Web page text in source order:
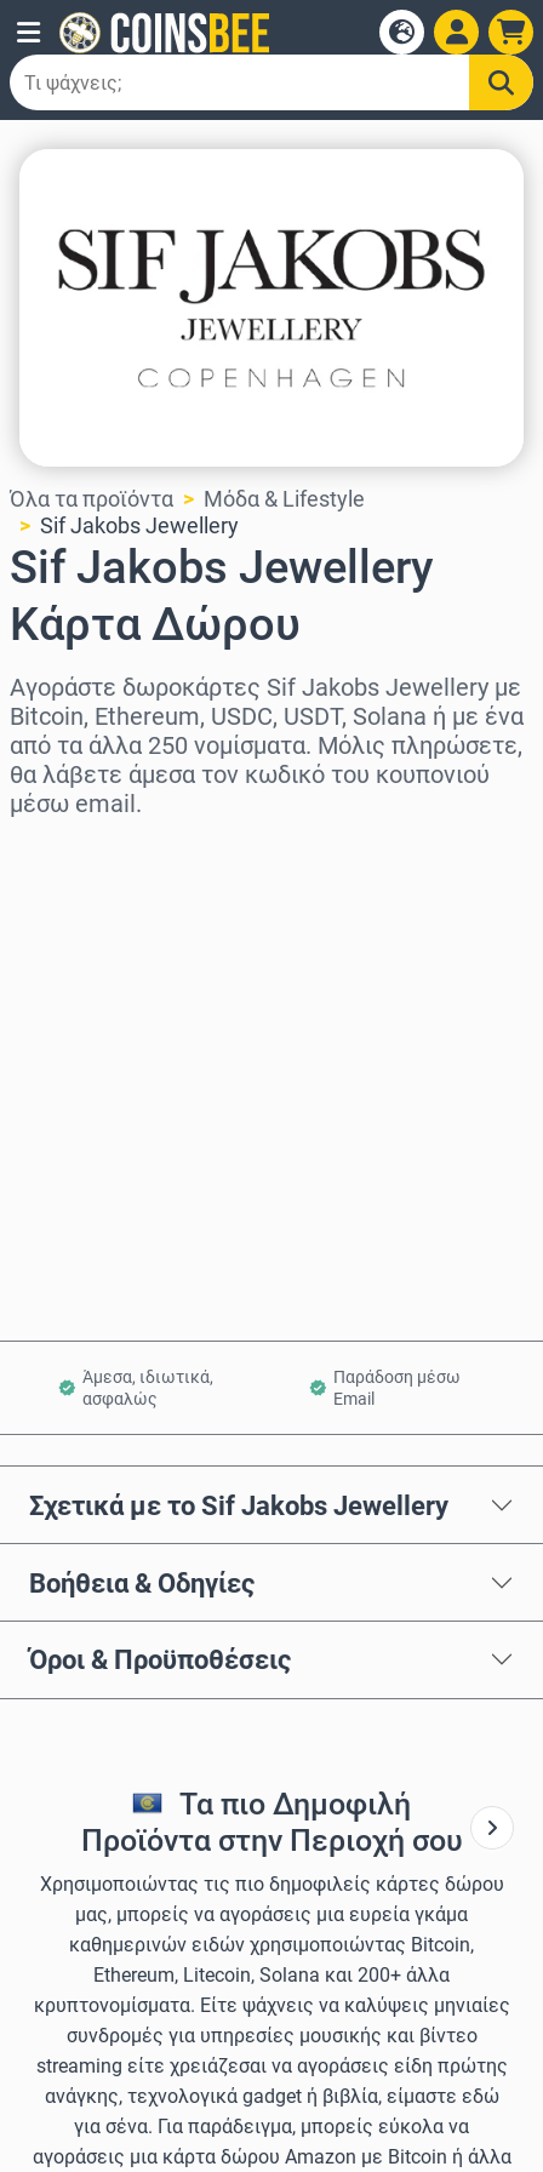
Όλα τα προϊόντα
Μόδα & Lifestyle
Sif Jakobs Jewellery
Sif Jakobs Jewellery
Κάρτα Δώρου
Αγοράστε δωροκάρτες Sif Jakobs Jewellery με
Bitcoin, Ethereum, USDC, USDT, Solana ή με ένα
από τα άλλα 250 νομίσματα. Μόλις πληρώσετε,
θα λάβετε άμεσα τον κωδικό του κουπονιού
μέσω email.
Άμεσα, ιδιωτικά,
ασφαλώς
Παράδοση μέσω
Email
Σχετικά με το Sif Jakobs Jewellery
Βοήθεια & Οδηγίες
Όροι & Προϋποθέσεις
Τα πιο Δημοφιλή
Προϊόντα στην Περιοχή σου
Χρησιμοποιώντας τις πιο δημοφιλείς κάρτες δώρου
μας, μπορείς να αγοράσεις μια ευρεία γκάμα
καθημερινών ειδών χρησιμοποιώντας Bitcoin,
Ethereum, Litecoin, Solana και 200+ άλλα
κρυπτονομίσματα. Είτε ψάχνεις να καλύψεις μηνιαίες
συνδρομές για υπηρεσίες μουσικής και βίντεο
streaming είτε χρειάζεσαι να αγοράσεις είδη πρώτης
ανάγκης, τεχνολογικά gadget ή βιβλία, είμαστε εδώ
για σένα. Για παράδειγμα, μπορείς εύκολα να
αγοράσεις μια κάρτα δώρου Amazon με Bitcoin ή άλλα